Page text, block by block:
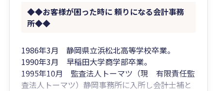
が、この分野で対応経験豊富な税理士はそう多く
はありません。お土産をもたせるような時代では
ありませんので、納税者の立場で対応する会計事
を有する当事務所にお任せください。
◆◆お客様が困った時に 頼りになる会計事務
所◆◆
1986年3月 静岡県立浜松北高等学校卒業。
1990年3月 早稲田大学商学部卒業。
1995年10月 監査法人トーマツ（現 有限責任監
査法人トーマツ）静岡事務所に入所し会計士補と